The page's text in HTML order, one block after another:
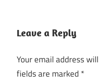
Leave a Reply
Your email address
fields are marked *